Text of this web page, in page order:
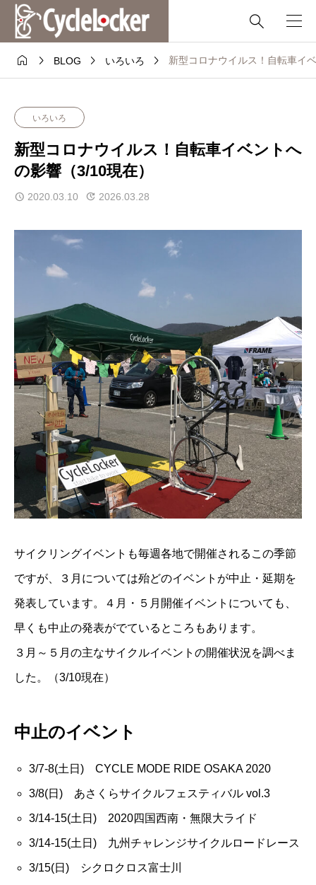

  BLOG  いろいろ  新型コロナウイルス！自転車イ
いろいろ
新型コロナウイルス！自転車イベントへ
の影響（3/10現在）
2020.03.10 2026.03.28
サイクリングイベントも毎週各地で開催されるこの季節
ですが、３月については殆どのイベントが中止・延期を
発表しています。４月・５月開催イベントについても、
早くも中止の発表がでているところもあります。
３月～５月の主なサイクルイベントの開催状況を調べま
した。（3/10現在）
中止のイベント
3/7-8(土日) CYCLE MODE RIDE OSAKA 2020
3/8(日) あさくらサイクルフェスティバル vol.3
3/14-15(土日) 2020四国西南・無限大ライド
3/14-15(土日) 九州チャレンジサイクルロードレース
3/15(日) シクロクロス富士川